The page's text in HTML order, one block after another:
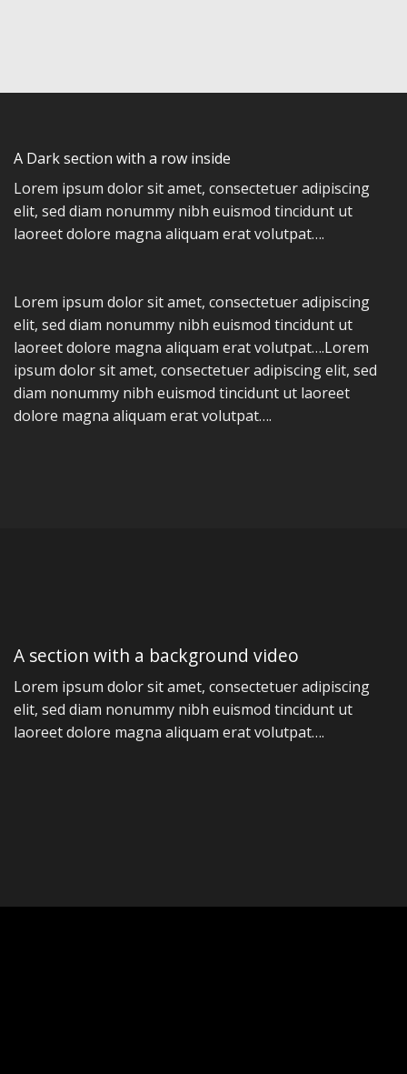
A Dark section with a row inside
Lorem ipsum dolor sit amet, consectetuer adipiscing
elit, sed diam nonummy nibh euismod tincidunt ut
laoreet dolore magna aliquam erat volutpat….
Lorem ipsum dolor sit amet, consectetuer adipiscing
elit, sed diam nonummy nibh euismod tincidunt ut
laoreet dolore magna aliquam erat volutpat….Lorem
ipsum dolor sit amet, consectetuer adipiscing elit, sed
diam nonummy nibh euismod tincidunt ut laoreet
dolore magna aliquam erat volutpat….
A section with a background video
Lorem ipsum dolor sit amet, consectetuer adipiscing
elit, sed diam nonummy nibh euismod tincidunt ut
laoreet dolore magna aliquam erat volutpat….